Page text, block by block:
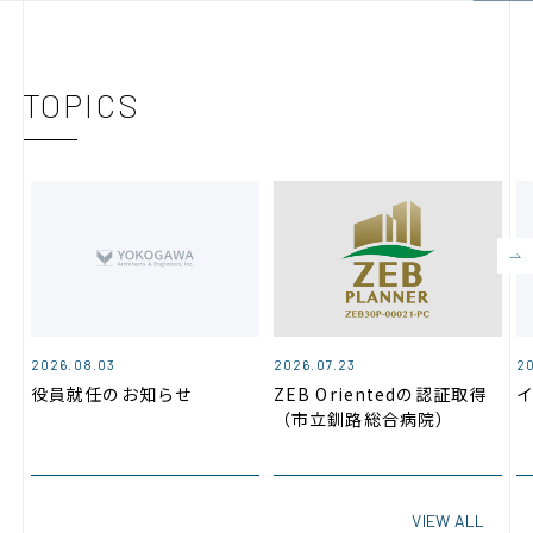
TOPICS
2026.08.03
役員就任のお知らせ
2026.07.23
ZEB Orientedの認証取得
（市立釧路総合病院）
VIEW ALL